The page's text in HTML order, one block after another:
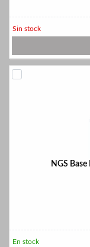
Sin stock
NGS
En stock